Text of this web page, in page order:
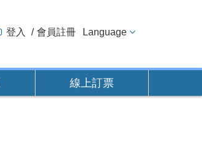
登入 會員註冊 Language
線上訂票